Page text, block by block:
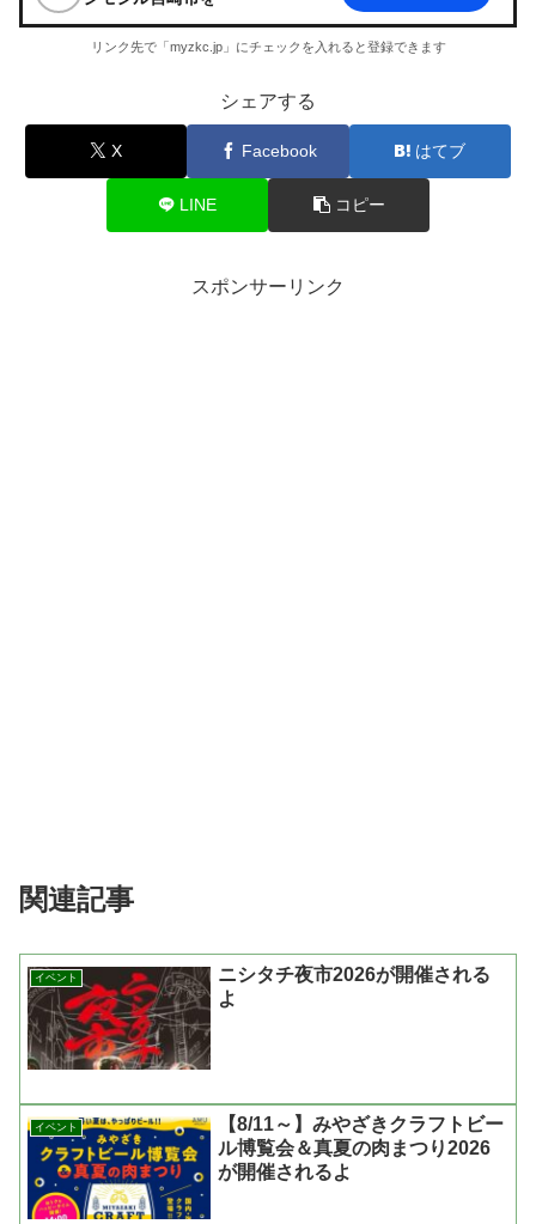
リンク先で「myzkc.jp」にチェックを入れると登録できます
シェアする
X Facebook はてブ
LINE コピー
スポンサーリンク
関連記事
イベント
ニシタチ夜市2026が開催される
よ
イベント
【8/11～】みやざきクラフトビー
ル博覧会＆真夏の肉まつり2026
が開催されるよ